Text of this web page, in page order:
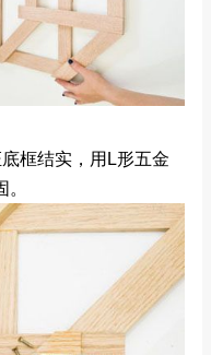
框结实，用L形五金